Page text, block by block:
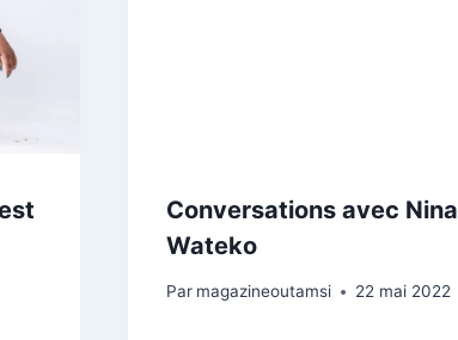
Conversations avec Nina
Wateko
Par magazineoutamsi 22 mai 2022